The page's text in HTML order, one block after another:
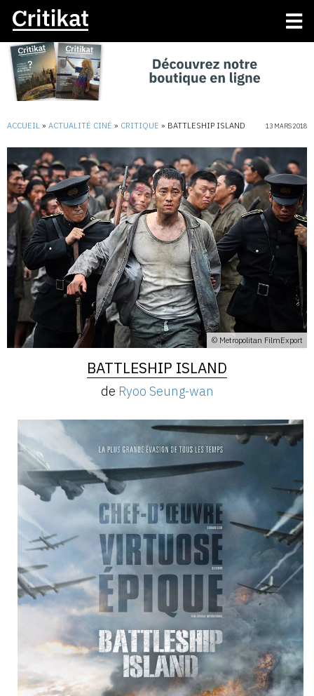
ACCUEIL » ACTUALITÉ CINÉ » CRITIQUE » BATTLESHIP ISLAND 13 MARS 2018
© Metropolitan FilmExport
BATTLESHIP ISLAND
de Ryoo Seung-wan